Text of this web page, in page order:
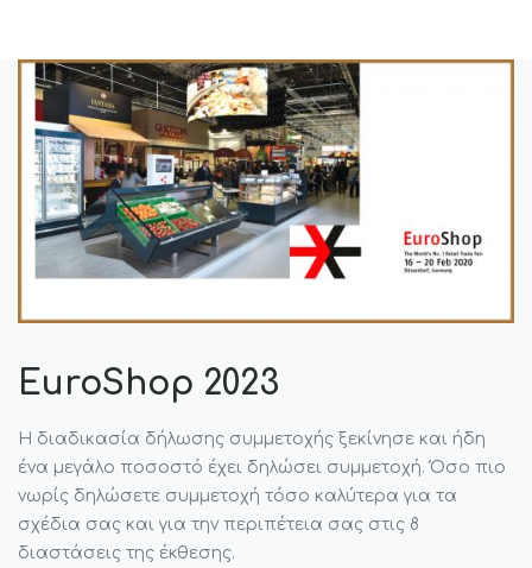
EuroShop 2023
Η διαδικασία δήλωσης συμμετοχής ξεκίνησε και ήδη
ένα μεγάλο ποσοστό έχει δηλώσει συμμετοχή. Όσο πιο
νωρίς δηλώσετε συμμετοχή τόσο καλύτερα για τα
σχέδια σας και για την περιπέτεια σας στις 8
διαστάσεις της έκθεσης.